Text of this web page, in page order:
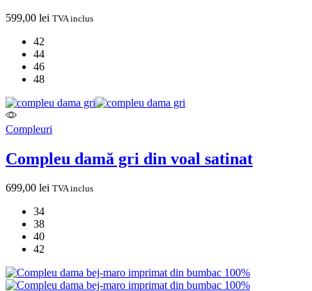
599,00 lei TVA inclus
42
44
46
48
Compleuri
Compleu damă gri din voal satinat
699,00 lei TVA inclus
34
38
40
42